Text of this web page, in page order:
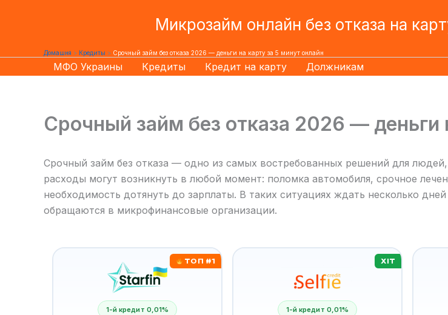
Микрозайм онлайн без отказа на
Домашня Кредиты Срочный займ без отказа 2026 — деньги на карту за 5 минут онлайн
МФО Украины Кредиты Кредит на карту Должникам
Срочный займ без отказа 2026 — деньги
Срочный займ без отказа — одно из самых востребованных решений для
расходы могут возникнуть в любой момент: поломка автомобиля, срочное
необходимость дотянуть до зарплаты. В таких ситуациях ждать несколько
обращаются в микрофинансовые организации.
ТОП #1
1-й кредит 0,01%
ХІТ
1-й кредит 0,01%